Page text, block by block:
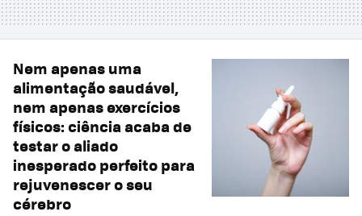
Nem apenas uma
alimentação saudável,
nem apenas exercícios
físicos: ciência acaba de
testar o aliado
inesperado perfeito para
rejuvenescer o seu
cérebro